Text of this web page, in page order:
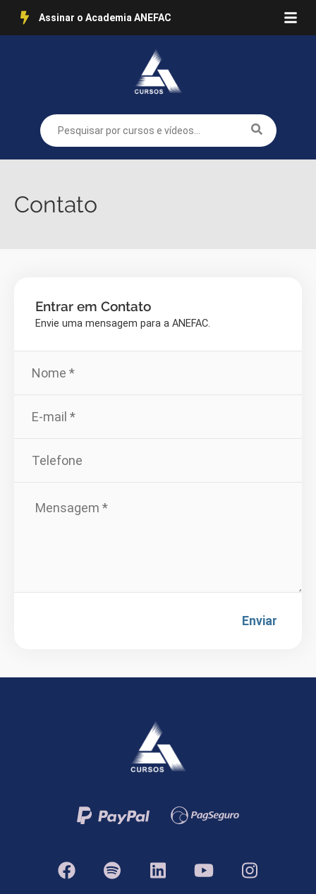
Assinar o Academia ANEFAC
Contato
Entrar em Contato
Envie uma mensagem para a ANEFAC.
Enviar